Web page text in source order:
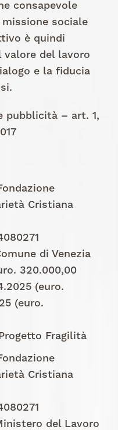
consapevole
sociale
è quindi
valore del lavoro
e la fiducia
pubblicità – art. 1,
Cristiana
di Venezia
320.000,00
(euro.
(euro.
Fragilità
Cristiana
del Lavoro